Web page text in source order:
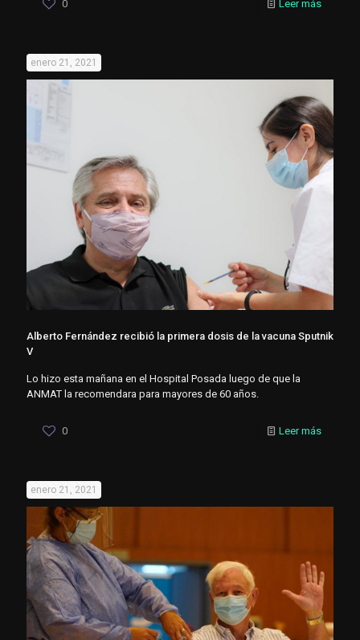
0 Leer más
enero 21, 2021
Alberto Fernández recibió la primera dosis de la vacuna Sputnik
V
Lo hizo esta mañana en el Hospital Posada luego de que la
ANMAT la recomendara para mayores de 60 años.
0 Leer más
enero 21, 2021